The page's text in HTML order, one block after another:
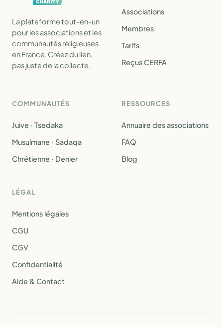
La plateforme tout-en-un
pour les associations et les
communautés religieuses
en France. Créez du lien,
pas juste de la collecte.
Associations
Membres
Tarifs
Reçus CERFA
COMMUNAUTÉS
Juive · Tsedaka
Musulmane · Sadaqa
Chrétienne · Denier
RESSOURCES
Annuaire des associations
FAQ
Blog
LÉGAL
Mentions légales
CGU
CGV
Confidentialité
Aide & Contact